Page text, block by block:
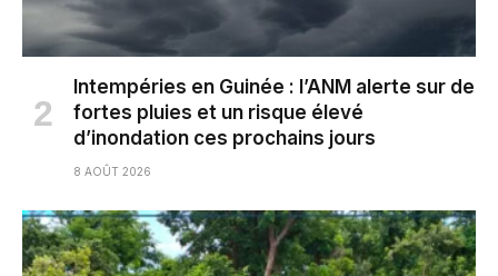
Intempéries en Guinée : l’ANM alerte sur de
fortes pluies et un risque élevé
d’inondation ces prochains jours
8 AOÛT 2026